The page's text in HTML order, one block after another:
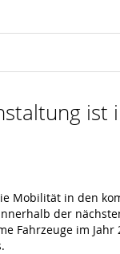
Mobilität in den
der
Fahrzeuge im